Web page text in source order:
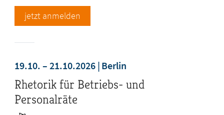
jetzt anmelden
19.10. – 21.10.2026 Berlin
Rhetorik für Betriebs- und
Personalräte